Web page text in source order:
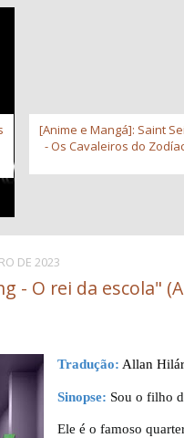
[Anime e Mangá]: Saint
- Os Cavaleiros do
DE 2023
- O rei da escola"
Tradução: Allan
Sinopse: Sou o filho
Ele é o famoso